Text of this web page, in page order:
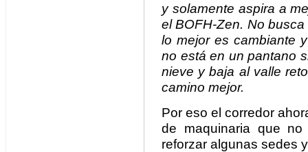
y solamente aspira a
el BOFH-Zen. No
lo mejor es cambiante
no está en un pantano
nieve y baja al valle
camino mejor.
Por eso el corredor
de maquinaria que
reforzar algunas sedes